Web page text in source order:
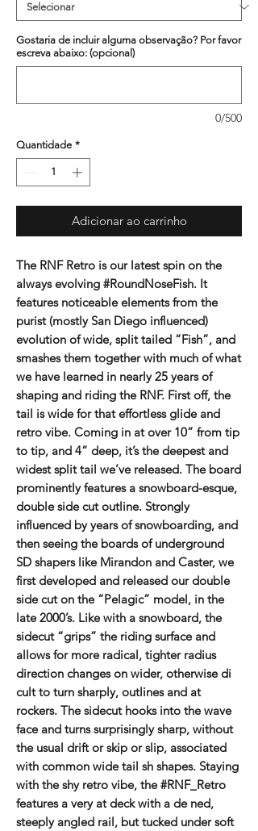
Gostaria de incluir alguma observação? Por favor
escreva abaixo: (opcional)
0/500
Quantidade *
Adicionar ao carrinho
The RNF Retro is our latest spin on the
always evolving #RoundNoseFish. It
features noticeable elements from the
purist (mostly San Diego influenced)
evolution of wide, split tailed “Fish”, and
smashes them together with much of what
we have learned in nearly 25 years of
shaping and riding the RNF. First off, the
tail is wide for that effortless glide and
retro vibe. Coming in at over 10” from tip
to tip, and 4” deep, it’s the deepest and
widest split tail we’ve released. The board
prominently features a snowboard-esque,
double side cut outline. Strongly
influenced by years of snowboarding, and
then seeing the boards of underground
SD shapers like Mirandon and Caster, we
first developed and released our double
side cut on the “Pelagic” model, in the
late 2000’s. Like with a snowboard, the
sidecut “grips” the riding surface and
allows for more radical, tighter radius
direction changes on wider, otherwise di
cult to turn sharply, outlines and at
rockers. The sidecut hooks into the wave
face and turns surprisingly sharp, without
the usual drift or skip or slip, associated
with common wide tail sh shapes. Staying
with the shy retro vibe, the #RNF_Retro
features a very at deck with a de ned,
steeply angled rail, but tucked under soft